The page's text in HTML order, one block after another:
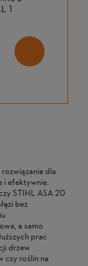
1
dla
i efektywnie.
STIHL ASA 20
bez
a samo
prac
drzew
czy roślin na